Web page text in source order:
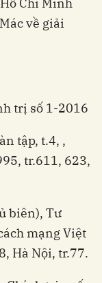
về giải
trị số 1-2016
tập, t.4, ,
tr.611, 623,
biên), Tư
mạng Việt
Hà Nội, tr.77.